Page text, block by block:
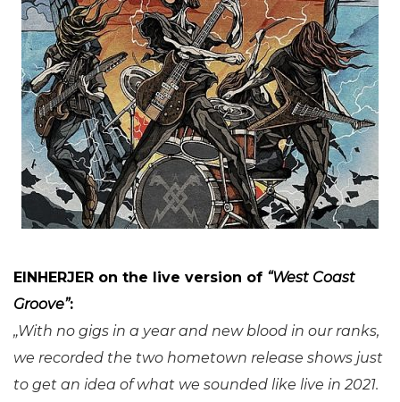
EINHERJER on the live version of “West Coast
Groove”:
„With no gigs in a year and new blood in our ranks,
we recorded the two hometown release shows just
to get an idea of what we sounded like live in 2021.